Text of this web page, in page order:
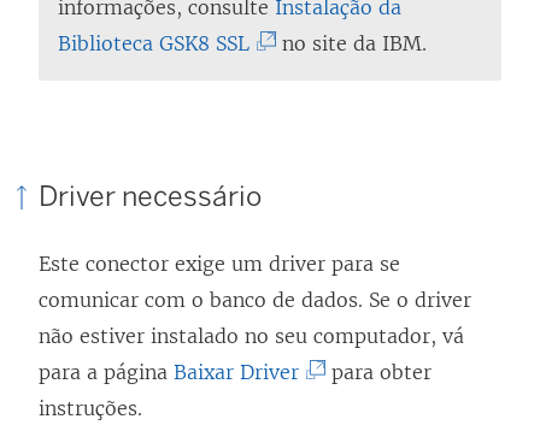
informações, consulte Instalação da
Biblioteca GSK8 SSL(
n
a
b
r
e
no site da IBM.
Driver necessário
Este conector exige um driver para se
comunicar com o banco de dados. Se o driver
não estiver instalado no seu computador, vá
para a página Baixar Driver(
para obter
instruções.